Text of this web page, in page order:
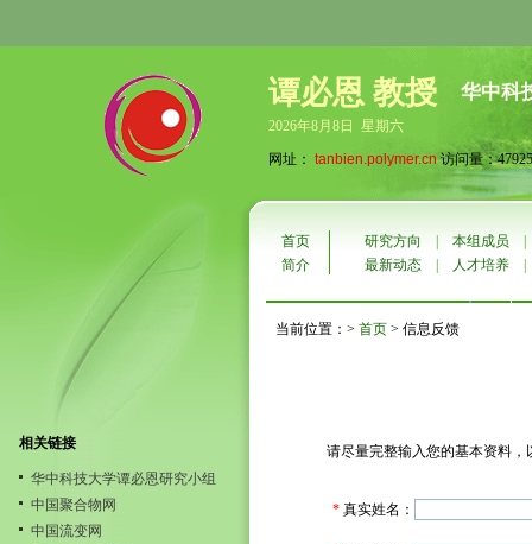
谭必恩 教授 华中科
2026年8月8日 星期六
网址： tanbien.polymer.cn访问量：
相关链接
华中科技大学谭必恩研究小组
中国聚合物网
中国流变网
首页 研究方向 本组成员
简介
最新动态 人才培养
当前位置：> 首页 > 信息反馈
请尽量完整输入您的基本资料
* 真实姓名：